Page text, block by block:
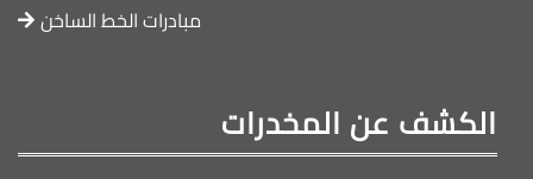
مبادرات الخط الساخن
الكشف عن المخدرات